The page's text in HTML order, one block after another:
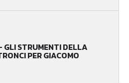
GLI STRUMENTI DELLA
PER GIACOMO